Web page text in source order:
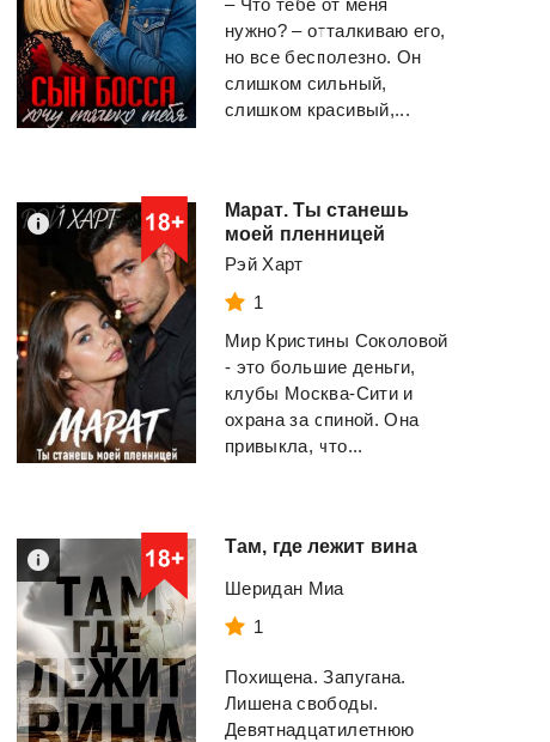
Фрунзе. Том 4. Para
bellum
Ланцов Михаил
Алексеевич
Смотреть
– Что тебе от меня
нужно? – отталкиваю его,
но все бесполезно. Он
слишком сильный,
слишком красивый,...
Марат. Ты станешь
моей пленницей
Рэй Харт
1
Мир Кристины Соколовой
- это большие деньги,
клубы Москва-Сити и
охрана за спиной. Она
привыкла, что...
Там, где лежит вина
Шеридан Миа
1
Похищена. Запугана.
Лишена свободы.
Девятнадцатилетнюю